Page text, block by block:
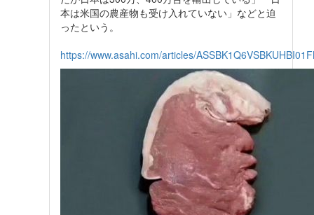
本は米国の農産物も受け入れていない」などと迫
ったという。
https://www.asahi.com/articles/